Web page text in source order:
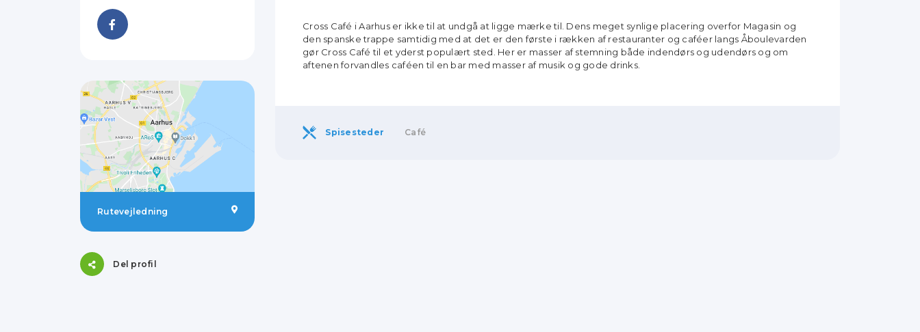
Rutevejledning
Del profil
Cross Café i Aarhus er ikke til at undgå at ligge mærke til. Dens meget synlige placering overfor Magasin og
den spanske trappe samtidig med at det er den første i rækken af restauranter og caféer langs Åboulevarden
gør Cross Café til et yderst populært sted. Her er masser af stemning både indendørs og udendørs og om
aftenen forvandles caféen til en bar med masser af musik og gode drinks.
Spisesteder Café